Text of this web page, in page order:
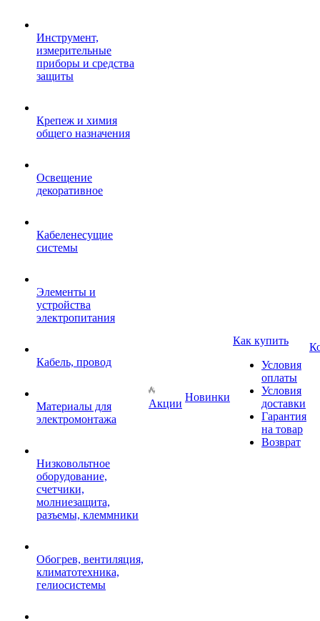
Инструмент,
измерительные
приборы и средства
защиты
Крепеж и химия
общего назначения
Освещение
декоративное
Кабеленесущие
системы
Элементы и
устройства
электропитания
Кабель, провод
Материалы для
электромонтажа
Низковольтное
оборудование,
счетчики,
молниезащита,
разъемы, клеммники
Обогрев, вентиляция,
климатотехника,
гелиосистемы
Акции
Новинки
Как купить
Условия
оплаты
Условия
доставки
Гарантия
на товар
Возврат